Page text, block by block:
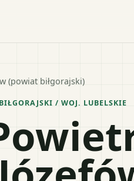
(powiat biłgorajski)
BIŁGORAJSKI / WOJ. LUBELSKIE